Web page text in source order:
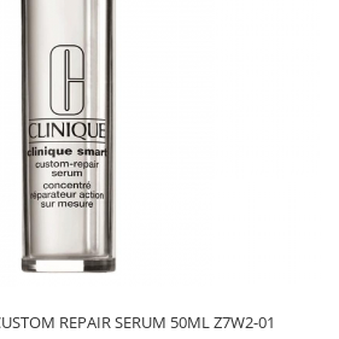
REPAIR SERUM 50ML Z7W2-01